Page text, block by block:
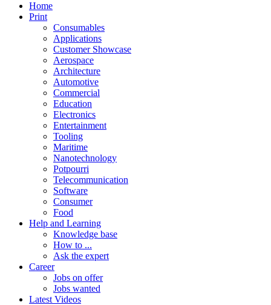
Home
Print
Consumables
Applications
Customer Showcase
Aerospace
Architecture
Automotive
Commercial
Education
Electronics
Entertainment
Tooling
Maritime
Nanotechnology
Potpourri
Telecommunication
Software
Consumer
Food
Help and Learning
Knowledge base
How to ...
Ask the expert
Career
Jobs on offer
Jobs wanted
Latest Videos